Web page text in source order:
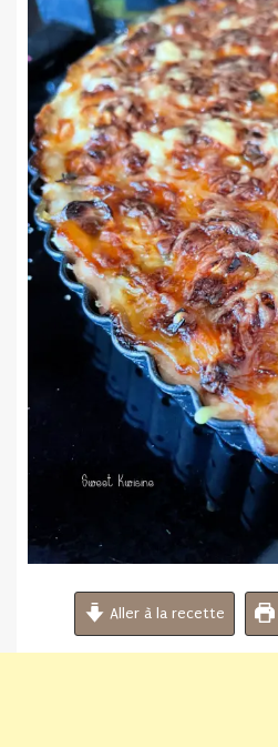
Aller à la recette